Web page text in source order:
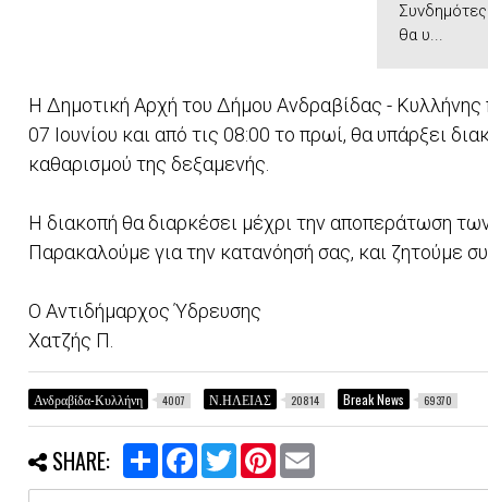
θα υ...
Η Δημοτική Αρχή του Δήμου Ανδραβίδας -
07 Ιουνίου και από τις 08:00 το πρωί, θα υπάρξει
καθαρισμού της δεξαμενής.
Η διακοπή θα διαρκέσει μέχρι την αποπεράτωση
Παρακαλούμε για την κατανόησή σας, και ζητούμε
Ο Αντιδήμαρχος Ύδρευσης
Χατζής Π.
Ανδραβίδα-Κυλλήνη 4007 Ν.ΗΛΕΙΑΣ 20814 Break News 69370
SHARE:
S
a
F
c
T
i
P
n
a